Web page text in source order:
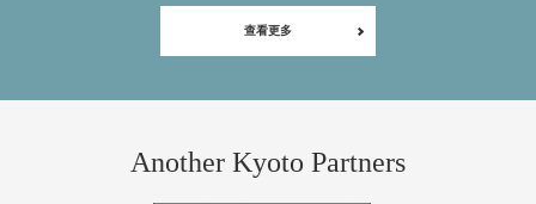
查看更多
Another Kyoto Partners